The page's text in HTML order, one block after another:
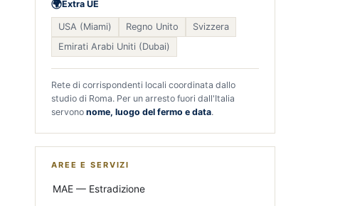
🌍Extra UE
USA (Miami) Regno Unito
Svizzera
Emirati Arabi Uniti (Dubai)
Rete di corrispondenti locali coordinata dallo
studio di Roma. Per un arresto fuori dall'Italia
servono nome, luogo del fermo e data.
AREE E SERVIZI
MAE — Estradizione